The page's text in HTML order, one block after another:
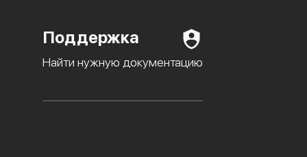
Поддержка
Найти нужную документацию